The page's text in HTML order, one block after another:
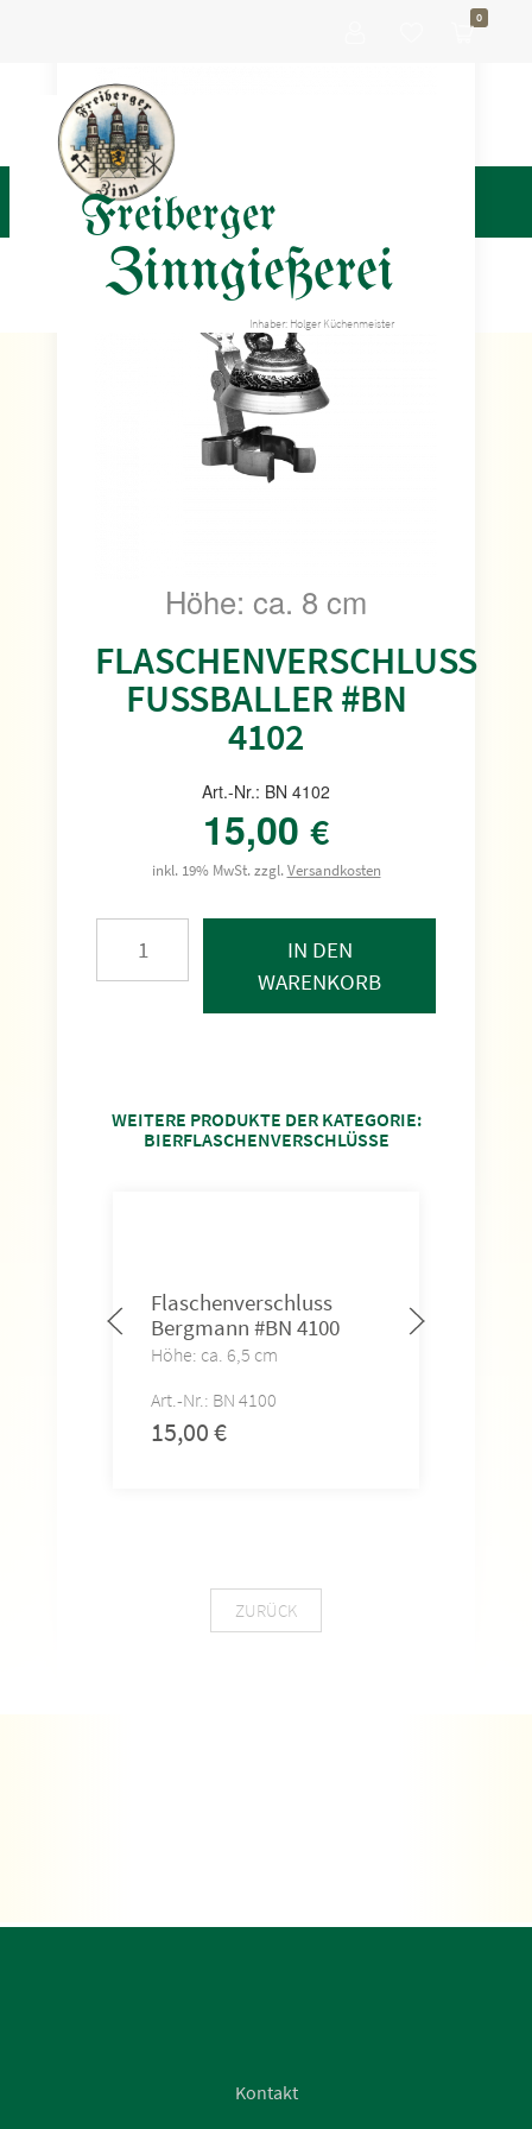
Freiberger
Zinngießerei
Inhaber: Holger Küchenmeister
0
Höhe: ca. 8 cm
FLASCHENVERSCHLUSS
FUSSBALLER #BN 4
102
Art.-Nr.: BN 4102
15,00 €
inkl. 19% MwSt. zzgl.Versandkosten
IN DEN
WARENKORB
WEITERE PRODUKTE DER KATEGORIE:
BIERFLASCHENVERSCHLÜSSE
Flaschenverschluss
Bergmann #BN 4100
Höhe: ca. 6,5 cm
Art.-Nr.: BN 4100
15,00€
ZURÜCK
Kontakt